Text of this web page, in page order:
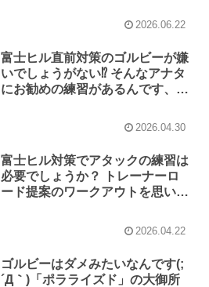
2026.06.22
富士ヒル直前対策のゴルビーが嫌
いでしょうがない⁉ そんなアナタ
にお勧めの練習があるんです、ヨ
2026.04.30
富士ヒル対策でアタックの練習は
必要でしょうか？ トレーナーロ
ード提案のワークアウトを思いの
2026.04.22
ゴルビーはダメみたいなんです(;
´Д｀)「ポラライズド」の大御所